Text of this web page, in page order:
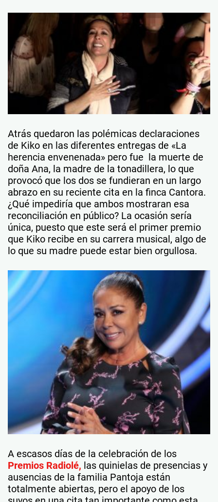
Atrás quedaron las polémicas declaraciones
de Kiko en las diferentes entregas de «La
herencia envenenada» pero fue la muerte de
doña Ana, la madre de la tonadillera, lo que
provocó que los dos se fundieran en un largo
abrazo en su reciente cita en la finca Cantora.
¿Qué impediría que ambos mostraran esa
reconciliación en público? La ocasión sería
única, puesto que este será el primer premio
que Kiko recibe en su carrera musical, algo de
lo que su madre puede estar bien orgullosa.
A escasos días de la celebración de los
Premios Radiolé, las quinielas de presencias y
ausencias de la familia Pantoja están
totalmente abiertas, pero el apoyo de los